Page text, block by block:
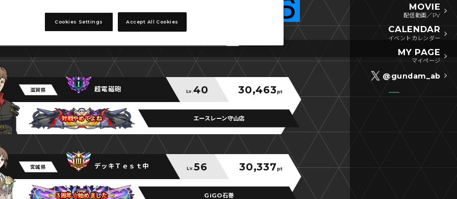
MOVIE
配信動画／PV
CALENDAR
イベントカレンダー
MY PAGE
マイページ
@gundam_ab
滋賀県 超電磁砲 Lv.40 30,463 pt
対戦やめてよね
対戦やめてよね
対戦やめてよね エースレーン守山店
宮城県 デッキＴｅｓｔ中 Lv.56 30,337 pt
3周年☆始めました
3周年☆始めました
3周年☆始めました GiGO石巻
Cookies Settings Accept All Cookies